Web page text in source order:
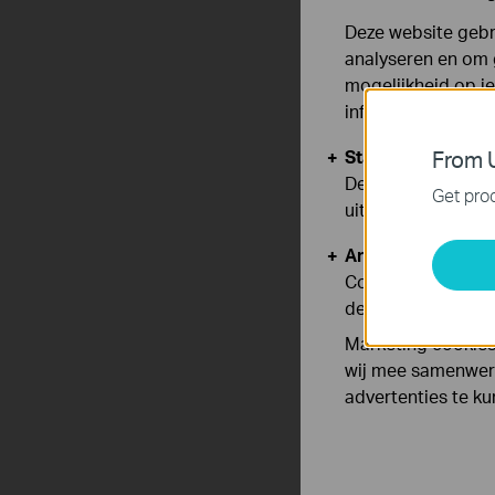
From
Get
Deze website
analyseren en
mogelijkheid op
informatie.
Standaard
Deze cookies zijn
uitgeschakeld.
Analyse en
Cookies voor
de functionaliteit
Marketing
wij mee
advertenties te